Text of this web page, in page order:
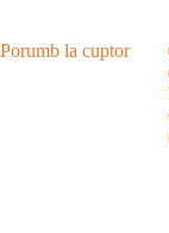
Porumb la cuptor